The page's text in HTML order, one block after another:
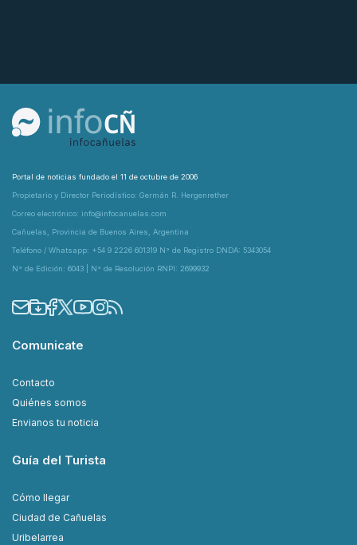
Portal de noticias fundado el 11 de octubre de 2006
Propietario y Director Periodístico: Germán R. Hergenrether
Correo electrónico: info@infocanuelas.com
Cañuelas, Provincia de Buenos Aires, Argentina
Teléfono / Whatsapp: +54 9 2226 601319 N° de Registro DNDA: 5343054
N° de Edición: 6043 | N° de Resolución RNPI: 2699932
Comunicate
Contacto
Quiénes somos
Envianos tu noticia
Guía del Turista
Cómo llegar
Ciudad de Cañuelas
Uribelarrea